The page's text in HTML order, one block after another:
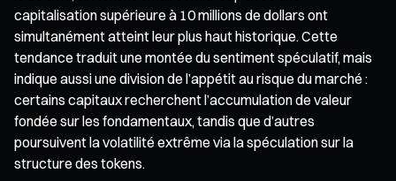
capitalisation supérieure à 10 millions de dollars ont
simultanément atteint leur plus haut historique. Cette
tendance traduit une montée du sentiment spéculatif, mais
indique aussi une division de l’appétit au risque du marché :
certains capitaux recherchent l’accumulation de valeur
fondée sur les fondamentaux, tandis que d’autres
poursuivent la volatilité extrême via la spéculation sur la
structure des tokens.